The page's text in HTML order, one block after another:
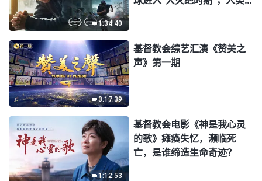
1:34:40
3:17:39
基督教会综艺汇演《赞美之
声》第一期
1:12:53
基督教会电影《神是我心灵
的歌》瘫痪失忆，濒临死
亡，是谁缔造生命奇迹？